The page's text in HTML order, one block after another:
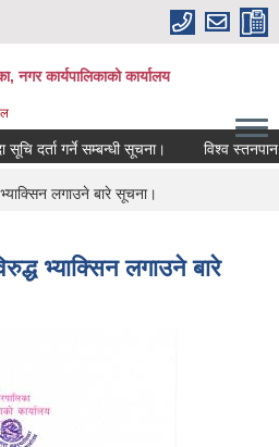
नगर कार्यपालिकाको कार्यालय
दर्ता गर्ने सम्बन्धी सूचना। विश्व स्तनपान
लगाउने बारे सूचना।
भ्याक्सिन लगाउने बारे